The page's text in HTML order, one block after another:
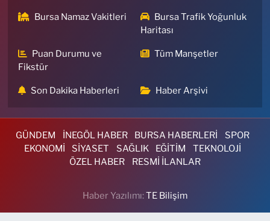
Bursa Namaz Vakitleri
Bursa Trafik Yoğunluk
Haritası
Puan Durumu ve
Fikstür
Tüm Manşetler
Son Dakika Haberleri Haber Arşivi
GÜNDEM İNEGÖL HABER BURSA HABERLERİ
SPOR
EKONOMİ
SİYASET SAĞLIK EĞİTİM
TEKNOLOJİ
ÖZEL HABER
RESMİ İLANLAR
Haber Yazılımı:TE Bilişim